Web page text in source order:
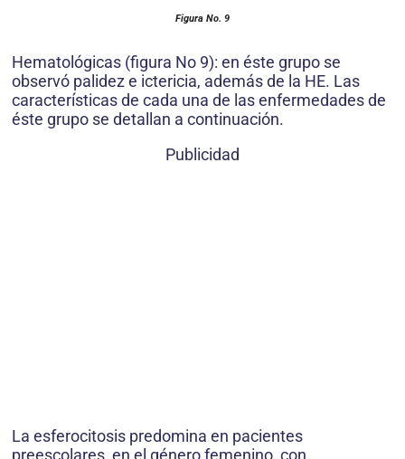
Figura No. 9
Hematológicas (figura No 9): en éste grupo se
observó palidez e ictericia, además de la HE. Las
características de cada una de las enfermedades de
éste grupo se detallan a continuación.
Publicidad
La esferocitosis predomina en pacientes
preescolares, en el género femenino, con